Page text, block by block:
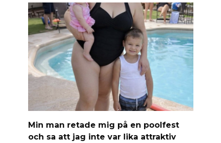
Min man retade mig på en poolfest
och sa att jag inte var lika attraktiv